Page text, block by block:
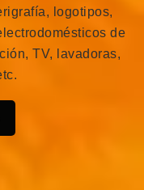
logotipos,
de
TV, lavadoras,